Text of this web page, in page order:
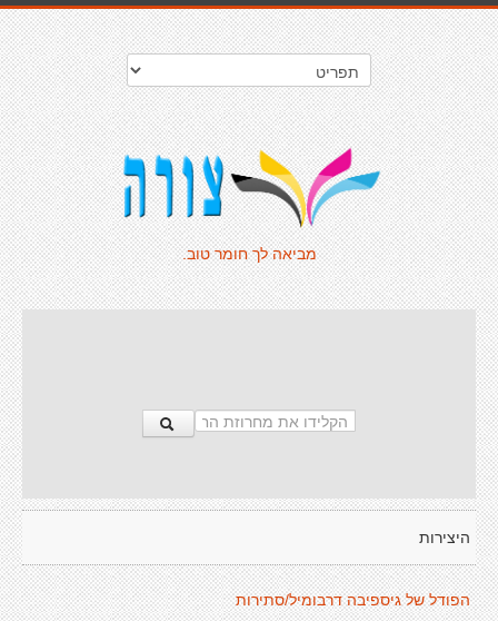
מביאה לך חומר טוב.
היצירות
הפודל של גיספיבה דרבומיל/סתירות